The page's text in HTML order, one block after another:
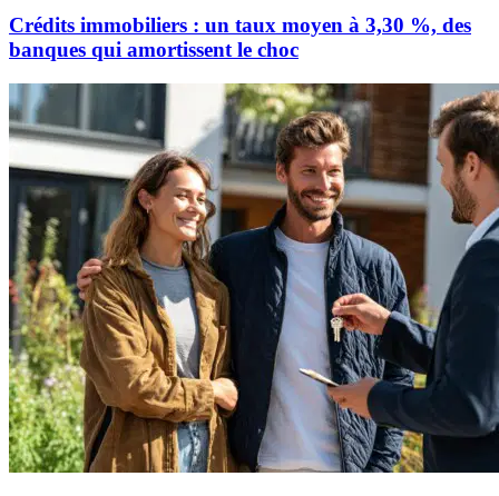
Crédits immobiliers : un taux moyen à 3,30 %, des
banques qui amortissent le choc